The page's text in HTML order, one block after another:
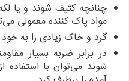
چنانچه کثیف شوند و یا
مواد پاک کننده معمولی
گرد و خاک زیادی را به
در برابر ضربه بسیار
شوند می‌توان با